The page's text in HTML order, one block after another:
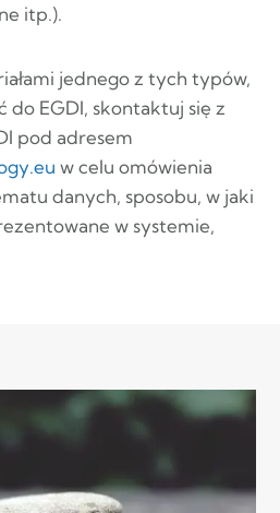
itp.).
jednego z tych typów,
do EGDI, skontaktuj się z
pod adresem
w celu omówienia
danych, sposobu, w jaki
w systemie,